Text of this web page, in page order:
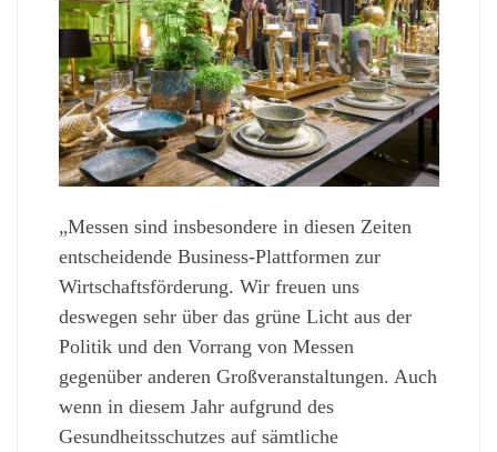
„Messen sind insbesondere in diesen Zeiten
entscheidende Business-Plattformen zur
Wirtschaftsförderung. Wir freuen uns
deswegen sehr über das grüne Licht aus der
Politik und den Vorrang von Messen
gegenüber anderen Großveranstaltungen. Auch
wenn in diesem Jahr aufgrund des
Gesundheitsschutzes auf sämtliche